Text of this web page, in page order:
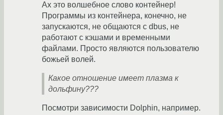
Ах это волшебное слово контейнер!
Программы из контейнера, конечно, не
запускаются, не общаются с dbus, не
работают с кэшами и временными
файлами. Просто являются пользователю
божьей волей.
Какое отношение имеет плазма к
дольфину???
Посмотри зависимости Dolphin, например.